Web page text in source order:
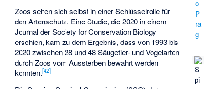
o
P
ra
g
S
pi
Zoos sehen sich selbst in einer Schlüsselrolle für
den Artenschutz. Eine Studie, die 2020 in einem
Journal der Society for Conservation Biology
erschien, kam zu dem Ergebnis, dass von 1993 bis
2020 zwischen 28 und 48 Säugetier- und Vogelarten
durch Zoos vom Aussterben bewahrt werden
konnten.[42]